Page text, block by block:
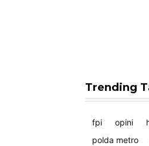
Trending
fpi opini
polda metro